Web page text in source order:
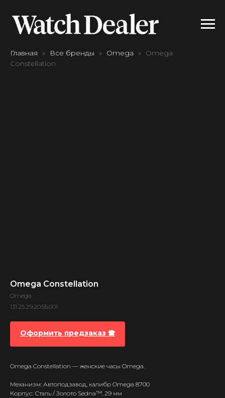
Главная Все бренды Omega
Omega
Constellation
Omega Constellation
Omega
131.25.29.20.55.001
Оформить предзаказ 🕿
Omega Constellation — женские часы Omega.
Механизм: Автоподзавод, калибр Omega 8700
Корпус: Сталь / Золото Sedna™, 29 мм